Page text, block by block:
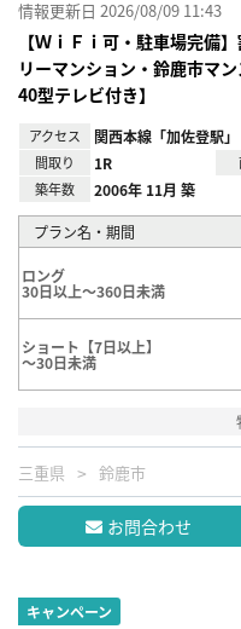
情報更新日 2026/08/09 11:43
【ＷｉＦｉ可・駐車場完備
リーマンション・鈴鹿市マ
40型テレビ付き】
アクセス 関西本線「加佐登駅」
間取り 1R
築年数 2006年 11月 築
プラン名・期間
ロング
30日以上～360日未満
ショート【7日以上】
～30日未満
三重県 鈴鹿市
お問合わせ
キャンペーン